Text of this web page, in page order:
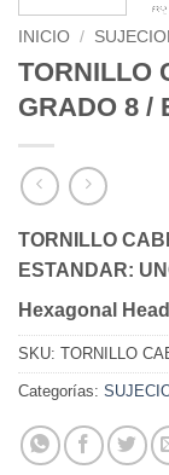
INICIO /
TORNILLO
GRADO 8 /
TORNILLO
ESTANDAR:
Hexagonal
SKU: TORNILLO
Categorías: